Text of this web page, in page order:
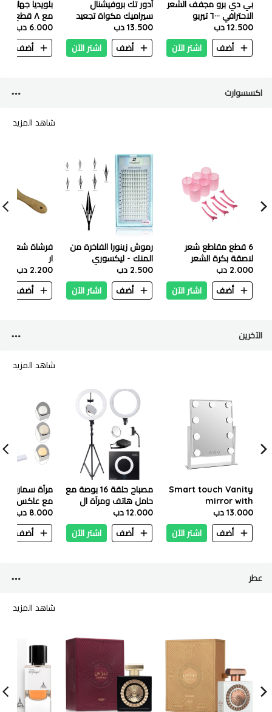
بي دي برو مجفف الشعر
الاحترافي ٦٠٠٠ تيربو
12.500 دب
أضف
اشتر الآن
أدور تك بروفيشنال
سيراميك مكواة تجعيد
الشعر 470°F – 22 مم
13.500 دب
أضف
اشتر الآن
بلويديا جهاز
مع ٨ قطع -٨٨٨
6.000 دب
أضف
اكسسوارت
شاهد المزيد
6 قطع مقاطع شعر
لاصقة بكرة الشعر
2.000 دب
أضف
اشتر الآن
رموش زينورا الفاخرة من
المنك - ليكسوري
2.500 دب
أضف
اشتر الآن
ار
2.200 دب
أضف
الآخرين
شاهد المزيد
Smart touch Vanity
mirror with
dimmable LED lights
With Rechargeable
9 led- 36.8 x 31cm
13.000 دب
أضف
اشتر الآن
مصباح حلقة 16 بوصة مع
حامل هاتف ومرآة ال
سي 16
12.000 دب
أضف
اشتر الآن
مرآة سمارت
مع شاحن
8.000 دب
أضف
عطر
شاهد المزيد